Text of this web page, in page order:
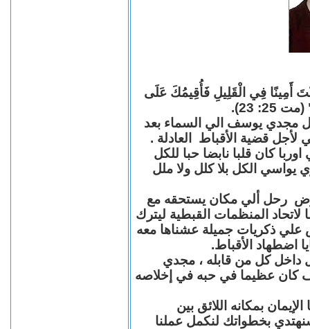
أَمِينًا فِي الْقَلِيلِ فَأُقِيمُكَ عَلَى
23).
مجدي يوسف الي السماء بعد
قضية الأقباط العادلة .
كان قلبا نابضا حبا للكل
يواسي الكل بلا كلل ولا ملل
رحل ألي مكان يستحقه مع
المنظمات القبطية ليترك
علي ذكريات جميلة عشناها معه
اضطهاد الأقباط.
داخل كل من قابله ، مجدي
عظيما في حبه في إخلاصه
بمكانه اللائق بين
بخطواتك لنكمل عملنا